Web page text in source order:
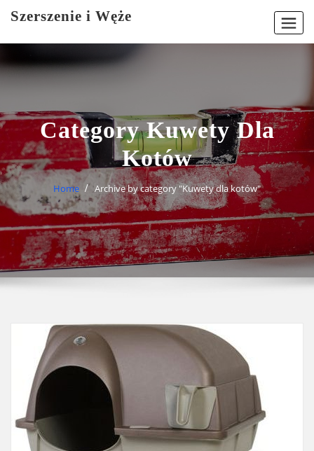
Szerszenie i Węże
Category Kuwety Dla
Kotów
Home Archive by category "Kuwety dla kotów"